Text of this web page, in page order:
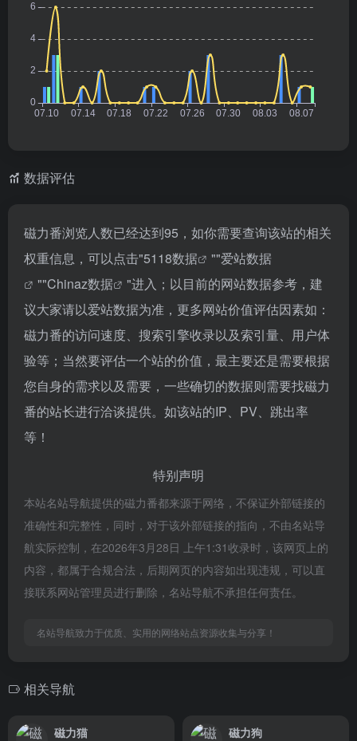
数据评估
磁力番浏览人数已经达到95，如你需要查询该站的相关
权重信息，可以点击"5118数据 ""爱站数据
""Chinaz数据
"进入；以目前的网站数据参考，建
议大家请以爱站数据为准，更多网站价值评估因素如：
磁力番的访问速度、搜索引擎收录以及索引量、用户体
验等；当然要评估一个站的价值，最主要还是需要根据
您自身的需求以及需要，一些确切的数据则需要找磁力
番的站长进行洽谈提供。如该站的IP、PV、跳出率
等！
特别声明
本站名站导航提供的磁力番都来源于网络，不保证外部链接的
准确性和完整性，同时，对于该外部链接的指向，不由名站导
航实际控制，在2026年3月28日 上午1:31收录时，该网页上的
内容，都属于合规合法，后期网页的内容如出现违规，可以直
接联系网站管理员进行删除，名站导航不承担任何责任。
名站导航致力于优质、实用的网络站点资源收集与分享！
相关导航
磁力猫 磁力狗